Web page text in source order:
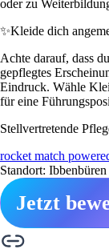
oder zu
✨Kleide dich
Achte darauf, dass
gepflegtes
Eindruck. Wähle
für eine
Stellvertretende
rocket match
Standort: Ibbenbüren
Jetzt